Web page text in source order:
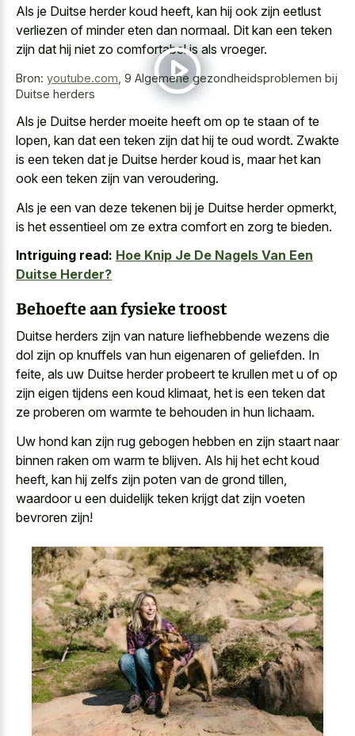
Als je Duitse herder koud heeft, kan hij ook zijn eetlust
verliezen of minder eten dan normaal. Dit kan een teken
zijn dat hij niet zo comfortabel is als vroeger.
Bron: youtube.com 9 Algemene gezondheidsproblemen bij
Duitse herders
Als je Duitse herder moeite heeft om op te staan of te
lopen, kan dat een teken zijn dat hij te oud wordt. Zwakte
is een teken dat je Duitse herder koud is, maar het kan
ook een teken zijn van veroudering.
Als je een van deze tekenen bij je Duitse herder opmerkt,
is het essentieel om ze extra comfort en zorg te bieden.
Intriguing read: Hoe Knip Je De Nagels Van Een
Duitse Herder?
Behoefte aan fysieke troost
Duitse herders zijn van nature liefhebbende wezens die
dol zijn op knuffels van hun eigenaren of geliefden. In
feite, als uw Duitse herder probeert te krullen met u of op
zijn eigen tijdens een koud klimaat, het is een teken dat
ze proberen om warmte te behouden in hun lichaam.
Uw hond kan zijn rug gebogen hebben en zijn staart naar
binnen raken om warm te blijven. Als hij het echt koud
heeft, kan hij zelfs zijn poten van de grond tillen,
waardoor u een duidelijk teken krijgt dat zijn voeten
bevroren zijn!